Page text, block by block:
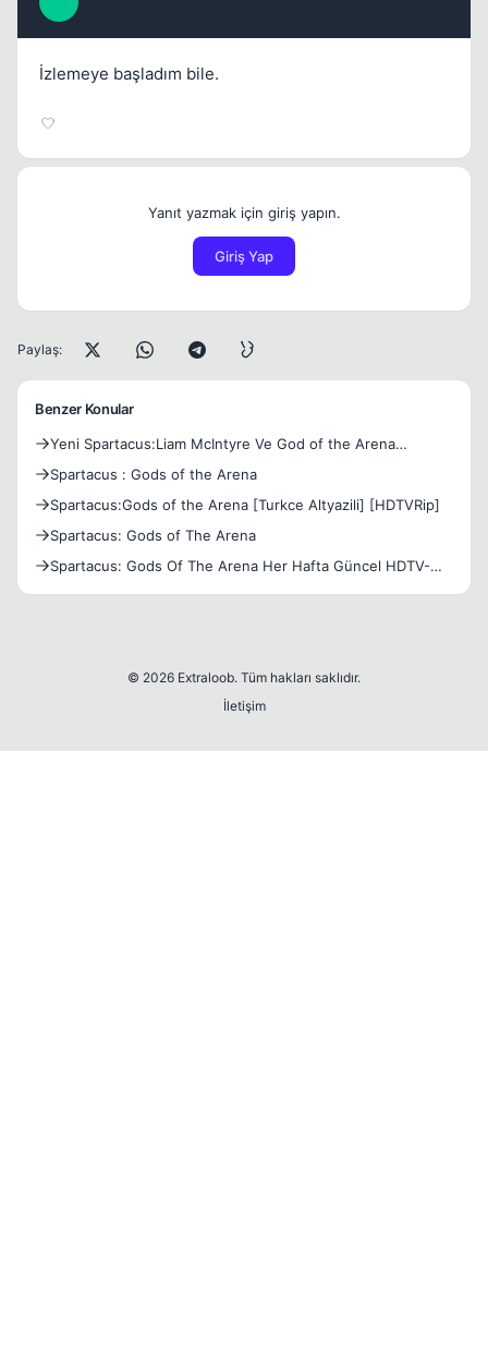
İzlemeye başladım bile.
Yanıt yazmak için giriş yapın.
Giriş Yap
Paylaş:
Benzer Konular
Yeni Spartacus:Liam McIntyre Ve God of the Arena
2.Bölüm Fra Spartacus : Gods of the Arena
Spartacus:Gods of the Arena [Turkce Altyazili] [HDTVRip]
Spartacus: Gods of The Arena
Spartacus: Gods Of The Arena Her Hafta Güncel HDTV-
© 2026 Extraloob. Tüm hakları saklıdır.
İletişim